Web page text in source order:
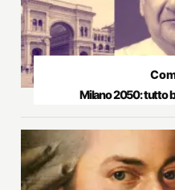
Milano 2050: tutto